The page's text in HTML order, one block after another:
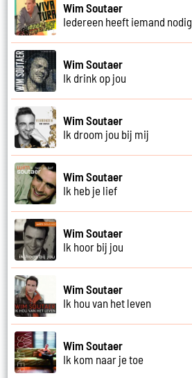
Wim Soutaer
Iedereen heeft iemand nodig
Wim Soutaer
Ik drink op jou
Wim Soutaer
Ik droom jou bij mij
Wim Soutaer
Ik heb je lief
Wim Soutaer
Ik hoor bij jou
Wim Soutaer
Ik hou van het leven
Wim Soutaer
Ik kom naar je toe